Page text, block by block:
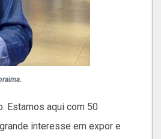
Estamos aqui com 50
interesse em expor e